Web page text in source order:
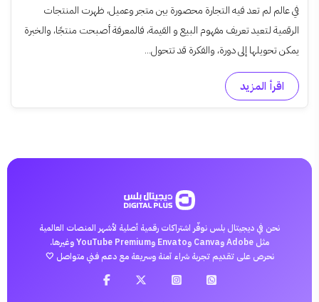
في عالم لم تعد فيه التجارة محصورة بين متجر وعميل، ظهرت المنتجات
الرقمية لتعيد تعريف مفهوم البيع و القيمة، فالمعرفة أصبحت منتجًا، والخبرة
يمكن تحويلها إلى دورة، والفكرة قد تتحول...
اقرأ المزيد
نحن في ديجيتال بلس نوفّر اشتراكات رقمية أصلية لأشهر المنصات العالمية
مثل Adobe وCanva وEnvato وYouTube Premium وغيرها.
نحرص على تقديم تجربة شراء آمنة وسريعة مع دعم فني متواصل 🤍